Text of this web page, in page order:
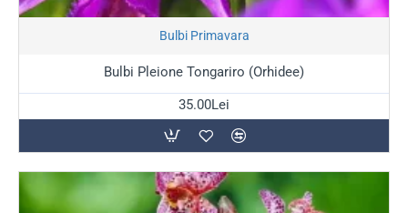
Bulbi Primavara
Bulbi Pleione Tongariro (Orhidee)
35.00Lei